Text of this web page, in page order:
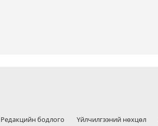
Редакцийн бодлого Үйлчилгээний нөхцөл